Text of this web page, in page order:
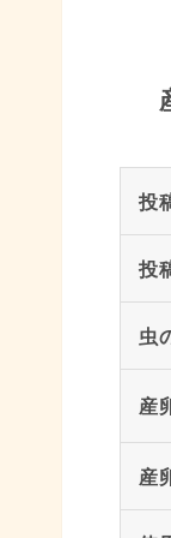
投
投
虫
産
産